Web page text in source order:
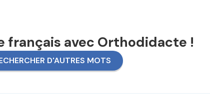
français avec Orthodidacte !
D'AUTRES MOTS